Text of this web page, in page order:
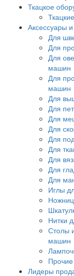
Ткацкое
Аксессуары
Для
Для
Для
машин
Для
машин
Для
Для
Для
Для
Для
Для
Для
Для
Для
Иглы
Нитки
Столы
машин
Лидеры